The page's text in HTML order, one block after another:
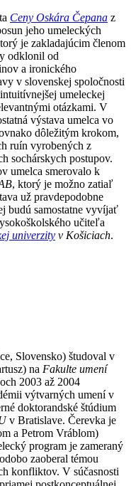
Ceny Oskára Čepana z
jeho umeleckých
je zakladajúcim členom
odklonil od
a ironického
v slovenskej spoločnosti
umeleckej
otázkami. V
výstava umelca vo
dôležitým krokom,
ruín vyrobených z
sochárskych postupov.
umelca smerovalo k
, ktorý je možno zatiaľ
už pravdepodobne
budú samostatne vyvíjať
učiteľa
univerzity v Košiciach.
Slovensko) študoval v
na Fakulte umení
2003 až 2004
výtvarných umení v
doktorandské štúdium
v Bratislave. Čerevka je
a Petrom Vráblom)
program je zameraný
zaoberal témou
konfliktov. V súčasnosti